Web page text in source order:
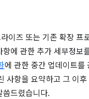
이즈 또는 기존 확장 프
에 관한 추가 세부정보
에 관한 중간 업데이트를
사항을 요약하고 그 이
씀드렸습니다.